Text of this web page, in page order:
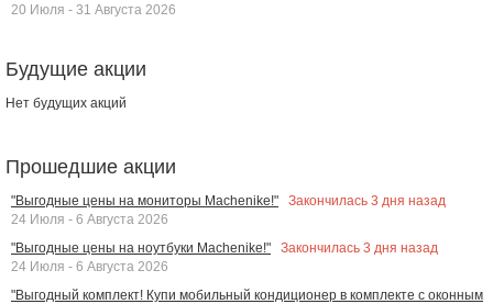
20 Июля - 31 Августа 2026
Будущие акции
Нет будущих акций
Прошедшие акции
"Выгодные цены на мониторы Machenike!" Закончилась 3 дня назад
24 Июля - 6 Августа 2026
"Выгодные цены на ноутбуки Machenike!"
Закончилась 3 дня назад
24 Июля - 6 Августа 2026
"Выгодный комплект! Купи мобильный кондиционер в комплекте с оконным